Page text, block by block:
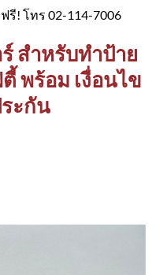
! โทร 02-114-7006
สำหรับทำป้าย
พร้อม เงื่อนไข
ะกัน